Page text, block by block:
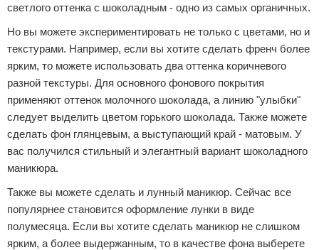
светлого оттенка с шоколадным - одно из самых органичных.
Но вы можете экспериментировать не только с цветами, но и
текстурами. Например, если вы хотите сделать френч более
ярким, то можете использовать два оттенка коричневого
разной текстуры. Для основного фонового покрытия
применяют оттенок молочного шоколада, а линию "улыбки"
следует выделить цветом горького шоколада. Также можете
сделать фон глянцевым, а выступающий край - матовым. У
вас получился стильный и элегантный вариант шоколадного
маникюра.
Также вы можете сделать и лунный маникюр. Сейчас все
популярнее становится оформление лунки в виде
полумесяца. Если вы хотите сделать маникюр не слишком
ярким, а более выдержанным, то в качестве фона выберете